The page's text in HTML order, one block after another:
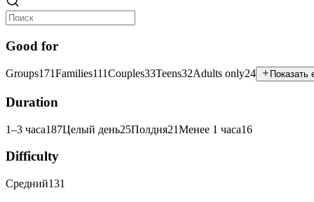
Good for
Groups171Families111Couples33Teens32Adults only24 Показать
Duration
1–3 часа187Целый день25Полдня21Менее 1 часа16
Difficulty
Средний131